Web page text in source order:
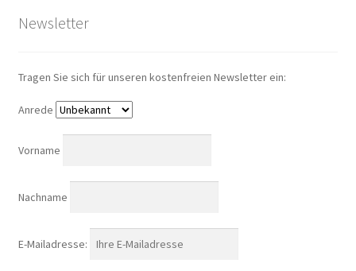
Newsletter
Tragen Sie sich für unseren kostenfreien Newsletter ein:
Anrede
Vorname
Nachname
E-Mailadresse: